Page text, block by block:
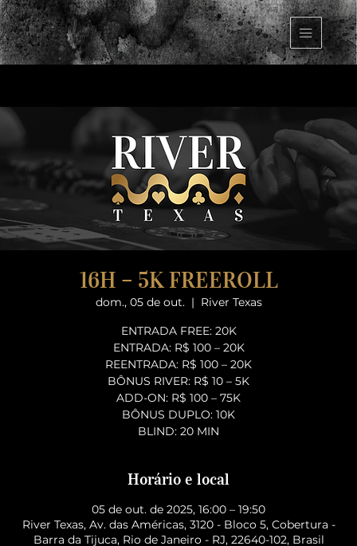
16H – 5K FREEROLL
dom., 05 de out.
  |
River Texas
ENTRADA FREE: 20K
ENTRADA: R$ 100 – 20K
REENTRADA: R$ 100 – 20K
BÔNUS RIVER: R$ 10 – 5K
ADD-ON: R$ 100 – 75K
BÔNUS DUPLO: 10K
BLIND: 20 MIN
Horário e local
05 de out. de 2025, 16:00 – 19:50
River Texas, Av. das Américas, 3120 - Bloco 5, Cobertura -
Barra da Tijuca, Rio de Janeiro - RJ, 22640-102, Brasil